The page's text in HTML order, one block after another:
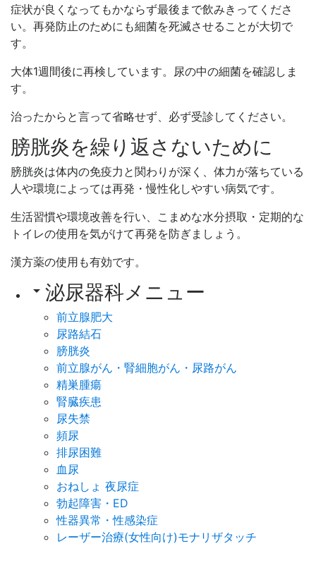
症状が良くなってもかならず最後まで飲みきってくださ
い。再発防止のためにも細菌を死滅させることが大切で
す。
大体1週間後に再検しています。尿の中の細菌を確認しま
す。
治ったからと言って省略せず、必ず受診してください。
膀胱炎を繰り返さないために
膀胱炎は体内の免疫力と関わりが深く、体力が落ちている
人や環境によっては再発・慢性化しやすい病気です。
生活習慣や環境改善を行い、こまめな水分摂取・定期的な
トイレの使用を気がけて再発を防ぎましょう。
漢方薬の使用も有効です。
arrow_drop_down 泌尿器科メニュー
前立腺肥大
尿路結石
膀胱炎
前立腺がん・腎細胞がん・尿路がん
精巣腫瘍
腎臓疾患
尿失禁
頻尿
排尿困難
血尿
おねしょ 夜尿症
勃起障害・ED
性器異常・性感染症
レーザー治療(女性向け)モナリザタッチ